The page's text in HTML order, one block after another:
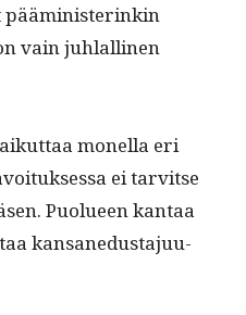
päämin­is­terinkin
vain juh­lalli­nen
monel­la eri
ei tarvitse
Puolueen kan­taa
kansane­dus­ta­ju­u­